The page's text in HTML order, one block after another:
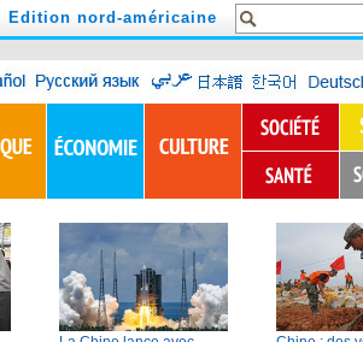
Edition nord-américaine